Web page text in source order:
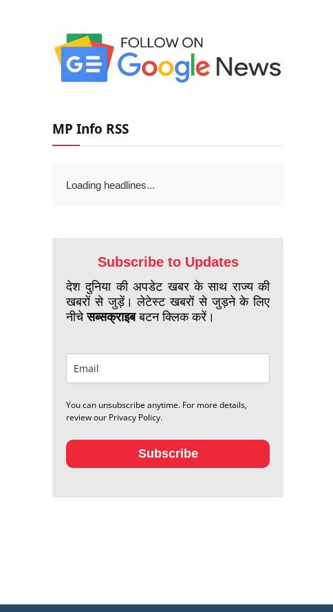
MP Info RSS
Loading headlines...
Subscribe to Updates
देश दुनिया की अपडेट खबर के साथ राज्य की
खबरों से जुड़ें। लेटेस्ट खबरों से जुड़ने के लिए
नीचेसब्सक्राइबबटन क्लिक करें।
You can unsubscribe anytime. For more details,
review our Privacy Policy.
Subscribe